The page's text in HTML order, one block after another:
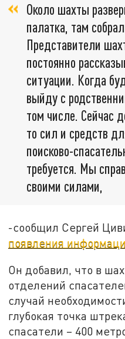
Около шахты
палатка, там
Представители
постоянно
ситуации. Когда
выйду с
том числе. Сейчас
то сил и средств
поисково-
требуется. Мы
своими силами,
-сообщил Сергей
появления
Он добавил, что в
отделений
случай
глубокая точка
спасатели – 400